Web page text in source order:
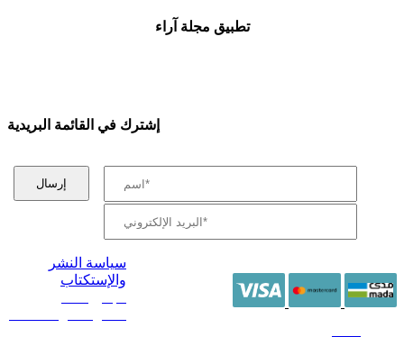
تطبيق مجلة آراء
إشترك في القائمة البريدية
سياسة النشر
والإستكتاب